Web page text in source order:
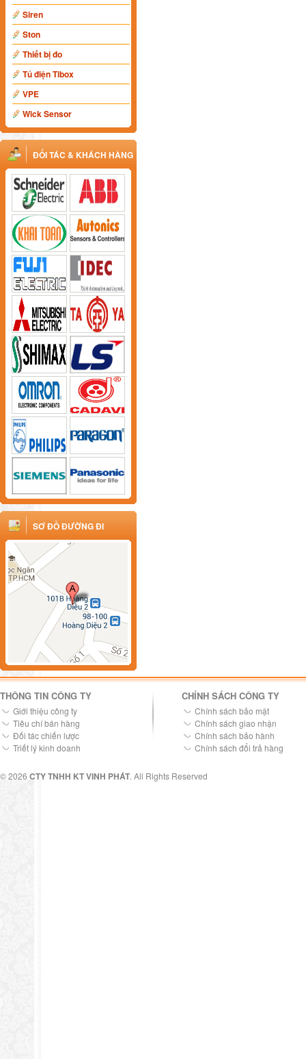
Siren
Ston
Thiết bị đo
Tủ điện Tibox
VPE
Wick Sensor
ĐỐI TÁC & KHÁCH HÀNG
SƠ ĐỒ ĐƯỜNG ĐI
THÔNG TIN CÔNG TY
Giới thiệu công ty
Tiêu chí bán hàng
Đối tác chiến lược
Triết lý kinh doanh
CHÍNH SÁCH CÔNG TY
Chính sách bảo mật
Chính sách giao nhận
Chính sách bảo hành
Chính sách đổi trả hàng
© 2026 CTY TNHH KT VINH PHÁT. All Rights Reserved